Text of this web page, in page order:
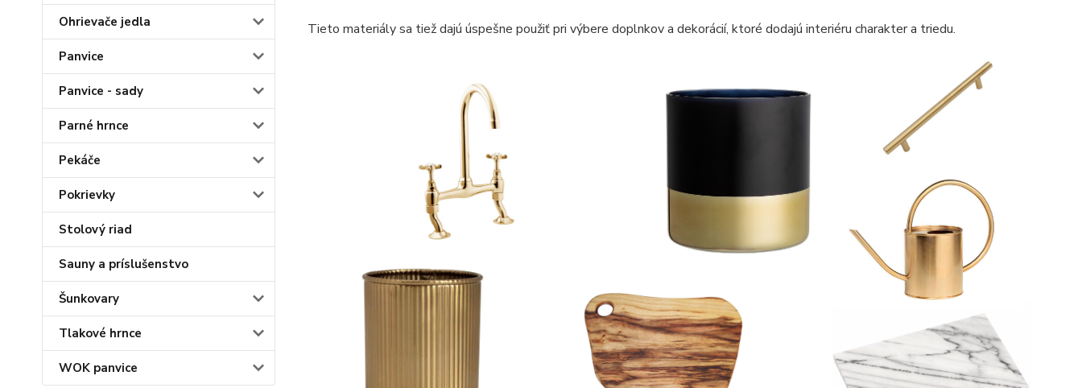
Ohrievače jedla
Panvice
Panvice - sady
Parné hrnce
Pekáče
Pokrievky
Stolový riad
Sauny a príslušenstvo
Šunkovary
Tlakové hrnce
WOK panvice
Tieto materiály sa tiež dajú úspešne použiť pri výbere doplnkov a dekorácií, ktoré dodajú interiéru charakter a triedu.